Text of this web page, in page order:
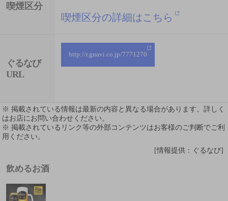
喫煙区分
喫煙区分の詳細はこちら
ぐるなび
URL
http://r.gnavi.co.jp/7771270
※ 掲載されている情報は最新の内容と異なる場合があります。詳しく
はお店にお問い合わせください。
※ 掲載されているリンク等の外部コンテンツはお客様のご判断でご利
用ください。
[情報提供：ぐるなび]
飲めるお酒